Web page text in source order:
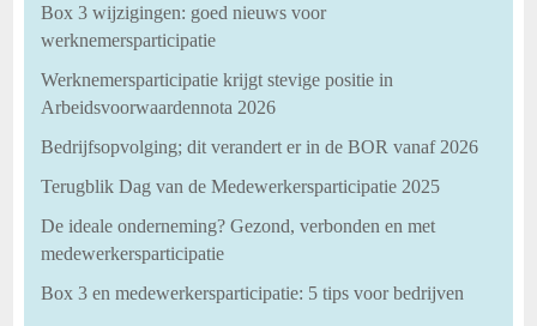
Box 3 wijzigingen: goed nieuws voor
werknemersparticipatie
Werknemersparticipatie krijgt stevige positie in
Arbeidsvoorwaardennota 2026
Bedrijfsopvolging; dit verandert er in de BOR vanaf 2026
Terugblik Dag van de Medewerkersparticipatie 2025
De ideale onderneming? Gezond, verbonden en met
medewerkersparticipatie
Box 3 en medewerkersparticipatie: 5 tips voor bedrijven